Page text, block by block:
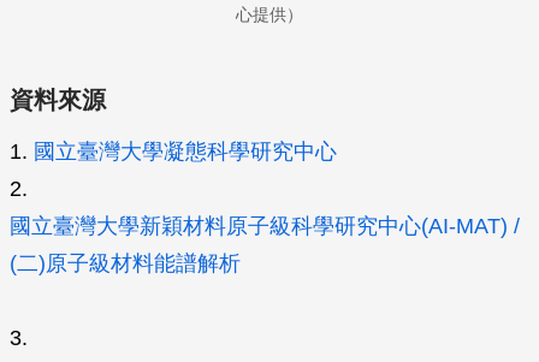
心提供）
資料來源
1. 國立臺灣大學凝態科學研究中心
2.
國立臺灣大學新穎材料原子級科學研究中心(AI-MAT) /
(二)原子級材料能譜解析
3.